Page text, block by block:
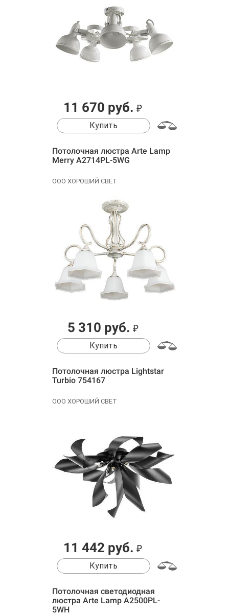
11 670 руб. ₽
Купить
Потолочная люстра Arte Lamp
Merry A2714PL-5WG
ООО ХОРОШИЙ СВЕТ
5 310 руб. ₽
Купить
Потолочная люстра Lightstar
Turbio 754167
ООО ХОРОШИЙ СВЕТ
11 442 руб. ₽
Купить
Потолочная светодиодная
люстра Arte Lamp A2500PL-
5WH